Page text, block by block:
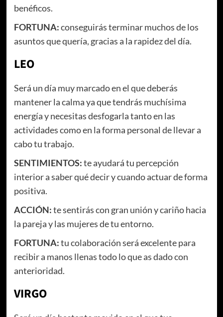
benéficos.
FORTUNA:conseguirás terminar muchos de los
asuntos que quería, gracias a la rapidez del día.
LEO
Será un día muy marcado en el que deberás
mantener la calma ya que tendrás muchísima
energía y necesitas desfogarla tanto en las
actividades como en la forma personal de llevar a
cabo tu trabajo.
SENTIMIENTOS:te ayudará tu percepción
interior a saber qué decir y cuando actuar de forma
positiva.
ACCIÓN:te sentirás con gran unión y cariño hacia
la pareja y las mujeres de tu entorno.
FORTUNA:tu colaboración será excelente para
recibir a manos llenas todo lo que as dado con
anterioridad.
VIRGO